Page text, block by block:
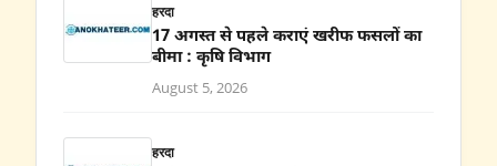
हरदा
17 अगस्त से पहले कराएं खरीफ फसलों का
बीमा : कृषि विभाग
August 5, 2026
हरदा